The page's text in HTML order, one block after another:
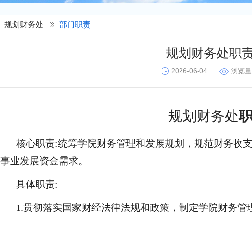
规划财务处 部门职责
规划财务处职
2026-06-04 浏览量
规划财务处
核心职责:统筹学院财务管理和发展规划，规范财务收
事业发展资金需求。
具体职责:
1.贯彻落实国家财经法律法规和政策，制定学院财务管